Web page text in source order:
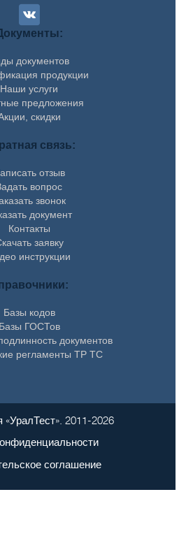
документов
продукции
Наши услуги
предложения
скидки
связь:
отзыв
вопрос
звонок
документ
Контакты
заявку
инструкции
Базы кодов
Базы ГОСТов
документов
регламенты ТР ТС
2011-2026
соглашение